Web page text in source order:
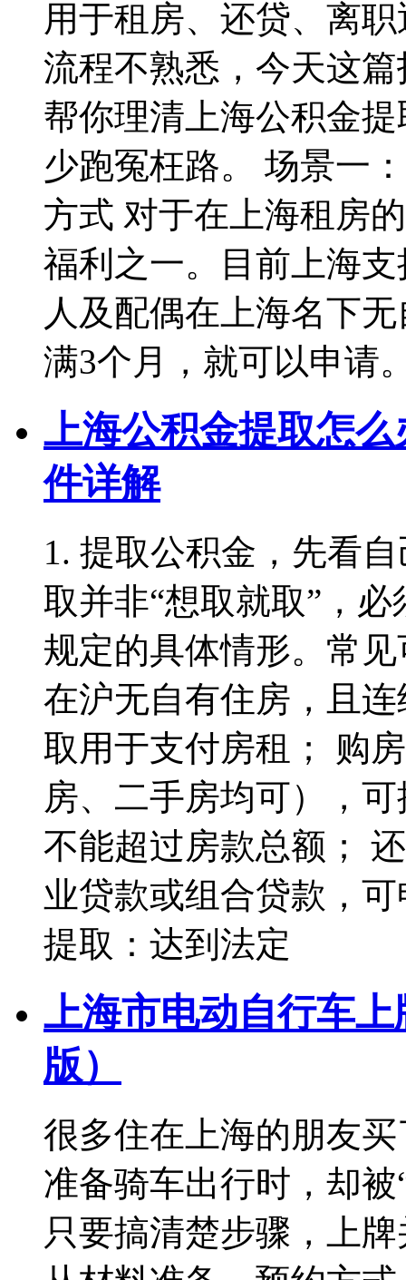
用于租房、还贷、离
流程不熟悉，今天这
帮你理清上海公积金
少跑冤枉路。 场景一
方式 对于在上海租房
福利之一。目前上海
人及配偶在上海名下
满3个月，就可以申请
上海公积金提取怎
件详解
1. 提取公积金，先看
取并非“想取就取”，
规定的具体情形。常
在沪无自有住房，且
取用于支付房租； 购
房、二手房均可），
不能超过房款总额；
业贷款或组合贷款，
提取：达到法定
上海市电动自行车
版）
很多住在上海的朋友
准备骑车出行时，却
只要搞清楚步骤，上